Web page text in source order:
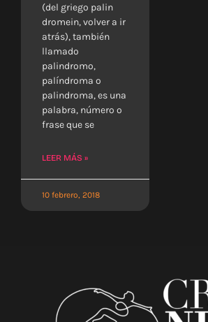
(del griego palin
dromein, volver a ir
atrás), también
llamado
palindromo,
palíndroma o
palindroma, es una
palabra, número o
frase que se
LEER MÁS »
10 febrero, 2018